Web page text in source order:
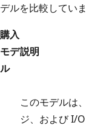
デルを比較していま
購入
モデ
ル
説明
このモデルは
ジ、および I/